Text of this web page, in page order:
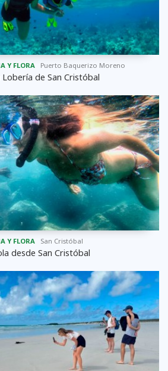
Y FLORA Puerto Baquerizo Moreno
de San Cristóbal
Y FLORA San Cristóbal
desde San Cristóbal